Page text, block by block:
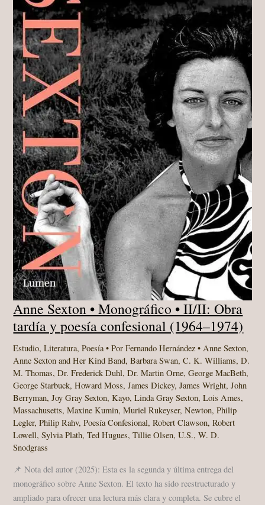
Anne Sexton • Monográfico • II/II: Obra
tardía y poesía confesional (1964–1974)
Estudio,Literatura,Poesía• PorFernando Hernández•Anne Sexton,
Anne Sexton and Her Kind Band,Barbara Swan,C. K. Williams,D.
M. Thomas,Dr. Frederick Duhl,Dr. Martin Orne,George MacBeth,
George Starbuck,Howard Moss,James Dickey,James Wright,John
Berryman,Joy Gray Sexton,Kayo,Linda Gray Sexton,Lois Ames,
Massachusetts,Maxine Kumin,Muriel Rukeyser,Newton,Philip
Legler,Philip Rahv,Poesía Confesional,Robert Clawson,Robert
Lowell,Sylvia Plath,Ted Hugues,Tillie Olsen,U.S.,W. D.
Snodgrass
📌 Nota del autor (2025): Esta es la segunda y última entrega del
monográfico sobre Anne Sexton. El texto ha sido reestructurado y
ampliado para ofrecer una lectura más clara y completa. Se cubre el